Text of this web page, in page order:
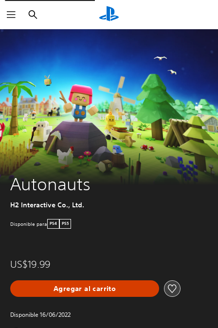
Buscar
Autonauts
H2 Interactive Co., Ltd.
Disponible para PS4 PS5
US$19.99
Agregar al carrito
Disponible 16/06/2022